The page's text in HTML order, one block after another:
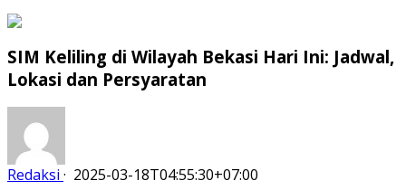
SIM Keliling di Wilayah Bekasi Hari Ini: Jadwal,
Lokasi dan Persyaratan
Redaksi · 2025-03-18T04:55:30+07:00